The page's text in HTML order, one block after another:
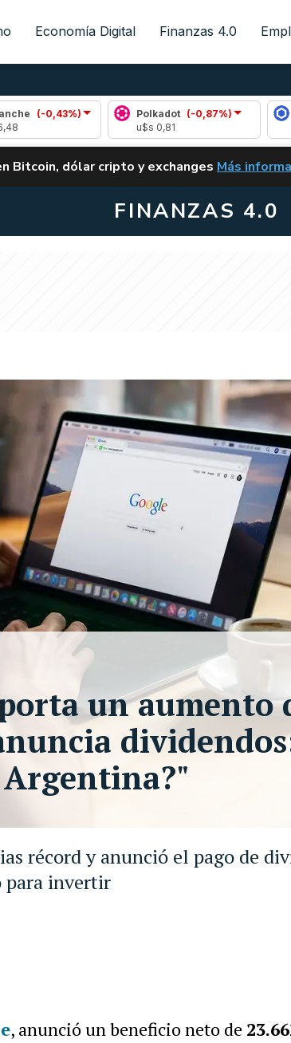
Economía Digital Finanzas 4.0
Polkadot (-0,87%)
Chainlink
Bitcoin, dólar cripto y exchanges CLARITY
Más
FINANZAS 4.0
récord y anunció el pago de
para invertir
un aumento
, anunció un beneficio neto de